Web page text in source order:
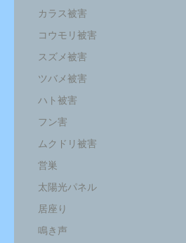
カラス被害
コウモリ被害
スズメ被害
ツバメ被害
ハト被害
フン害
ムクドリ被害
営巣
太陽光パネル
居座り
鳴き声